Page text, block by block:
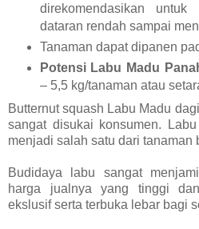
direkomendasikan
dataran rendah sampai
Tanaman dapat dipanen
Potensi Labu Madu
– 5,5 kg/tanaman atau
Butternut squash Labu Madu
sangat disukai konsumen.
menjadi salah satu dari tanaman
Budidaya labu sangat
harga jualnya yang tinggi
ekslusif serta terbuka lebar bagi